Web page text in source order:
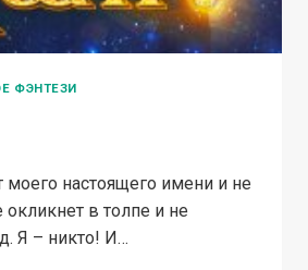
ФЭНТЕЗИ
моего настоящего имени и не
в толпе и не
Я – никто! И…